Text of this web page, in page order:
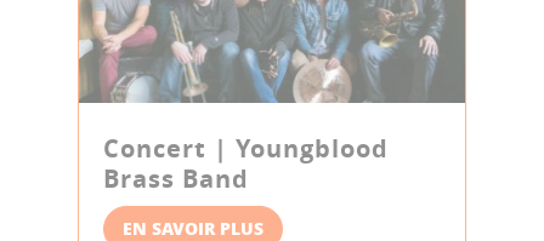
Concert | Youngblood
Brass Band
EN SAVOIR PLUS